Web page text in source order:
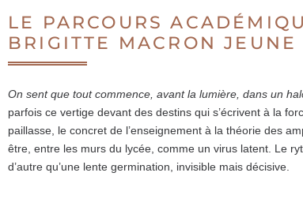
LE PARCOURS
BRIGITTE MACRON JEUNE
On sent que tout commence, avant la lumière, dans un
parfois ce vertige devant des destins qui s’écrivent à la
paillasse, le concret de l’enseignement à la théorie des
être, entre les murs du lycée, comme un virus latent. Le
d’autre qu’une lente germination, invisible mais décisive.